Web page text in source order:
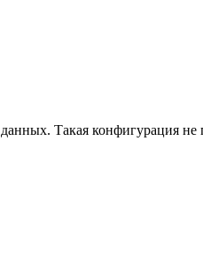
Такая конфигурация не